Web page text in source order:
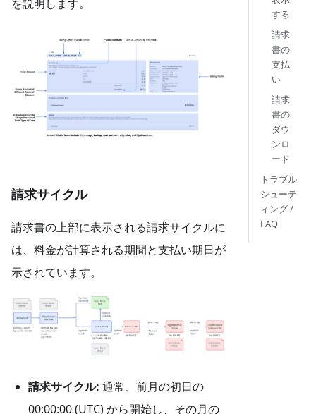
を説明します。
請求サイクル
請求書の上部に表示される請求サイクルに
は、料金が計算される期間と支払い期日が
示されています。
請求サイクル: 通常、前月の初日の
00:00:00 (UTC) から開始し、その月の
する
請求
書の
支払
い
請求
書の
ダウ
ンロ
ード
トラブル
シューテ
ィング /
FAQ